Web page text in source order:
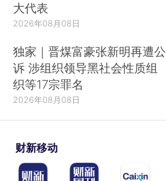
大代表
2026年08月08日
独家｜晋煤富豪张新明再遭公
诉 涉组织领导黑社会性质组
织等17宗罪名
2026年08月08日
财新移动